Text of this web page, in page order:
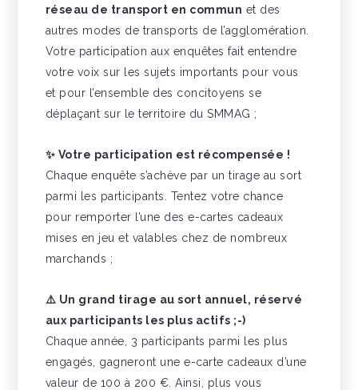
réseau de transport en commun et des
autres modes de transports de l’agglomération.
Votre participation aux enquêtes fait entendre
votre voix sur les sujets importants pour vous
et pour l’ensemble des concitoyens se
déplaçant sur le territoire du SMMAG ;
✨ Votre participation est récompensée !
Chaque enquête s’achève par un tirage au sort
parmi les participants. Tentez votre chance
pour remporter l’une des e-cartes cadeaux
mises en jeu et valables chez de nombreux
marchands ;
⚠️ Un grand tirage au sort annuel, réservé
aux participants les plus actifs ;-)
Chaque année, 3 participants parmi les plus
engagés, gagneront une e-carte cadeaux d’une
valeur de 100 à 200 €. Ainsi, plus vous